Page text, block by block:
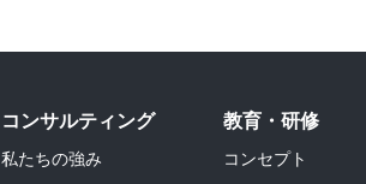
コンサルティング
私たちの強み
教育・研修
コンセプト